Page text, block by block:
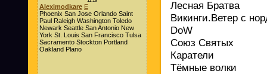
Лесная Братва
Викинги.Ветер с
DoW
Союз Святых
Каратели
Тёмные волки